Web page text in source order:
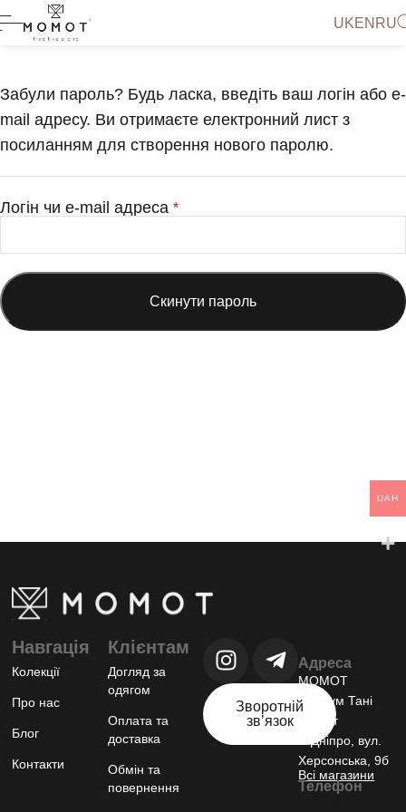
UKEN RU
Забули пароль? Будь ласка, введіть ваш логін або e-
mail адресу. Ви отримаєте електронний лист з
посиланням для створення нового паролю.
Логін чи e-mail адреса *
Скинути пароль
Адреса
МОМОТ
шоурум Тані
Момот
м.Дніпро, вул.
Херсонська, 9б
Всі магазини
Телефон
Навгація
Колекції
Про нас
Блог
Контакти
Клієнтам
Догляд за
одягом
Оплата та
доставка
Обмін та
повернення
Зворотній
звʼязок
UAH